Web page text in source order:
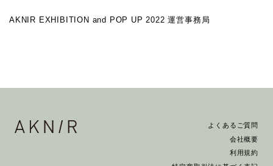
AKNIR EXHIBITION and POP UP 2022 運営事務局
よくあるご質問
会社概要
利用規約